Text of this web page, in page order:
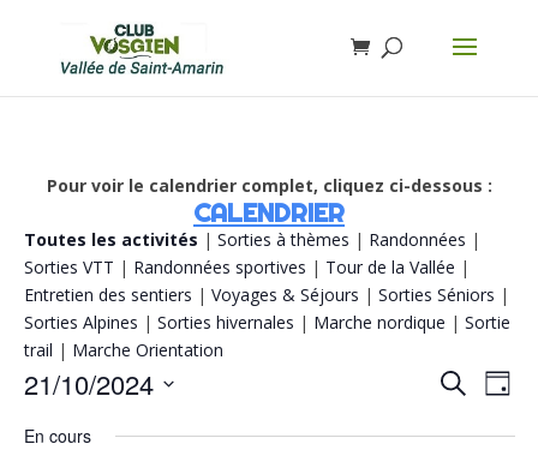
Pour voir le calendrier complet, cliquez ci-dessous :
CALENDRIER
Toutes les activités | Sorties à thèmes | Randonnées |
Sorties VTT | Randonnées sportives | Tour de la Vallée |
Entretien des sentiers | Voyages & Séjours | Sorties Séniors |
Sorties Alpines | Sorties hivernales | Marche nordique | Sortie
trail | Marche Orientation
et
de
Recherche
de
Jour
21/10/2024
une
En cours